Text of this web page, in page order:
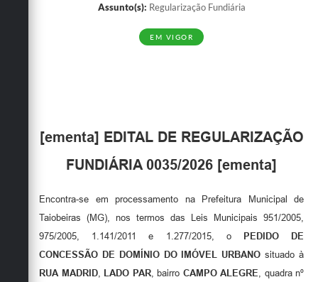
Galeria de Fotos
Galeria de Vídeos
Enquete
Telefones Úteis
Assunto(s): Regularização Fundiária
EM VIGOR
[ementa] EDITAL DE REGULARIZAÇÃO
FUNDIÁRIA 0035/2026 [ementa]
Encontra-se em processamento na Prefeitura Municipal de
Taiobeiras (MG), nos termos das Leis Municipais 951/2005,
975/2005, 1.141/2011 e 1.277/2015, o
PEDIDO DE
CONCESSÃO DE DOMÍNIO DO IMÓVEL URBANOsituado à
RUA MADRID, LADO PAR, bairro CAMPO ALEGRE, quadra nº